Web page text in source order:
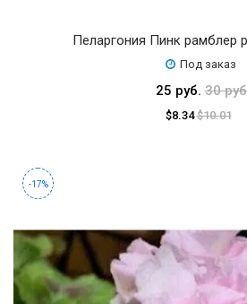
Пеларгония Пинк рамблер
Под заказ
25 руб.30
$8.34$10.01
-17%